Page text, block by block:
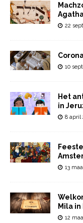
22
10
Het
in
8 april
13
Mila
12